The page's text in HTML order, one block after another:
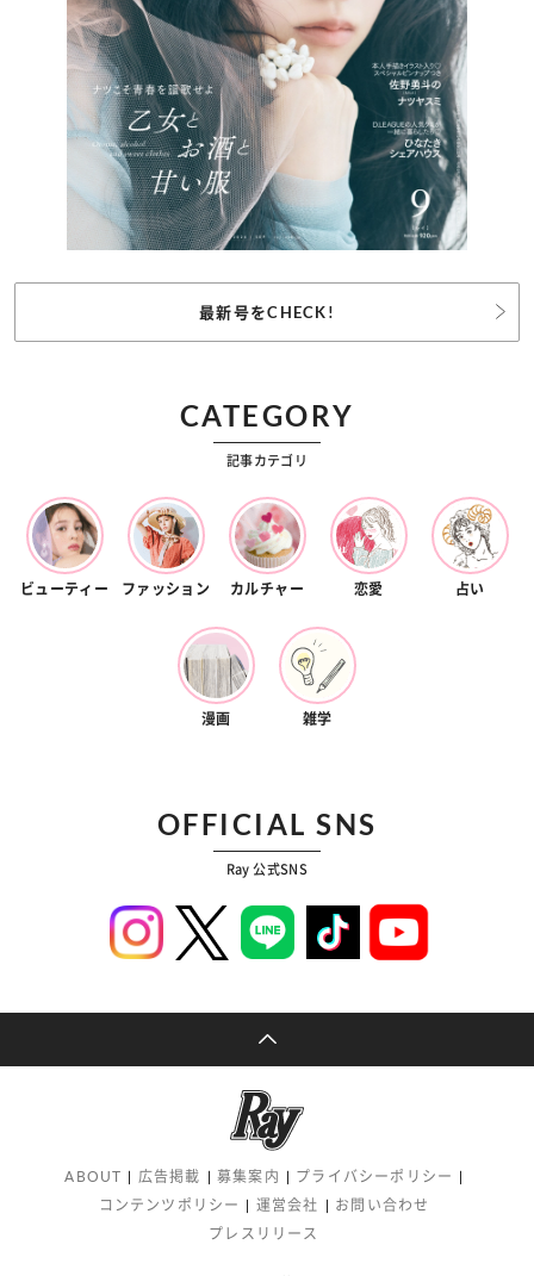
最新号をCHECK!
CATEGORY
記事カテゴリ
ビューティー ファッション カルチャー 恋愛 占い
漫画 雑学
OFFICIAL SNS
Ray 公式SNS
ABOUT 広告掲載 募集案内
プライバシーポリシー
コンテンツポリシー
運営会社
お問い合わせ
プレスリリース